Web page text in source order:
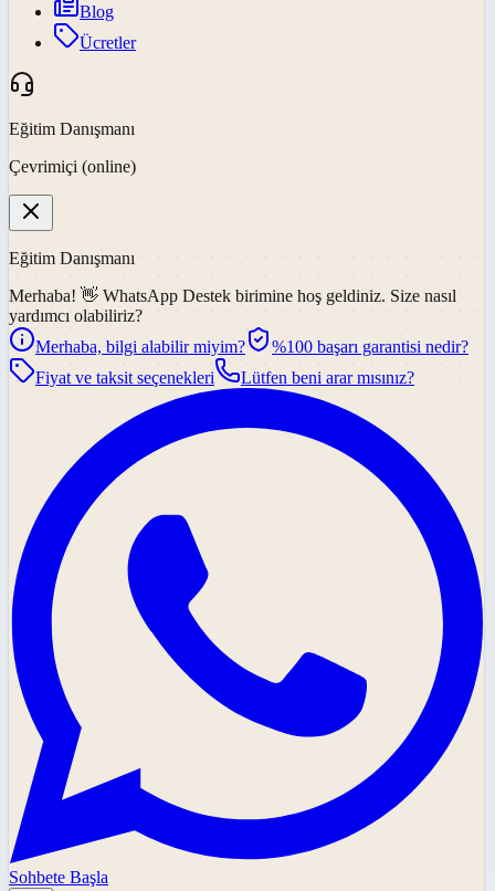
Blog
Ücretler
Eğitim Danışmanı
Çevrimiçi (online)
Eğitim Danışmanı
Merhaba! 👋 WhatsApp Destek birimine hoş geldiniz. Size nasıl
yardımcı olabiliriz?
Merhaba, bilgi alabilir miyim?
%100 başarı garantisi nedir?
Fiyat ve taksit seçenekleri
Lütfen beni arar mısınız?
Sohbete Başla